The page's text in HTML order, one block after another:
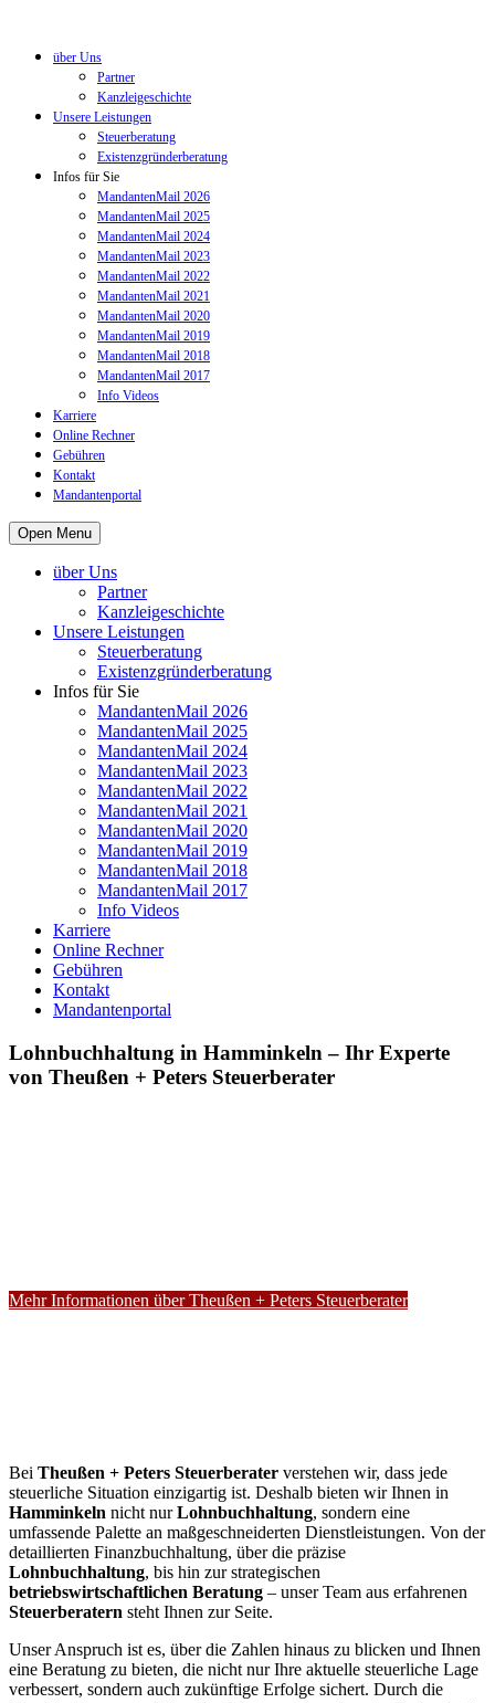
über Uns
Partner
Kanzleigeschichte
Unsere Leistungen
Steuerberatung
Existenzgründerberatung
Infos für Sie
MandantenMail 2026
MandantenMail 2025
MandantenMail 2024
MandantenMail 2023
MandantenMail 2022
MandantenMail 2021
MandantenMail 2020
MandantenMail 2019
MandantenMail 2018
MandantenMail 2017
Info Videos
Karriere
Online Rechner
Gebühren
Kontakt
Mandantenportal
Open Menu
über Uns
Partner
Kanzleigeschichte
Unsere Leistungen
Steuerberatung
Existenzgründerberatung
Infos für Sie
MandantenMail 2026
MandantenMail 2025
MandantenMail 2024
MandantenMail 2023
MandantenMail 2022
MandantenMail 2021
MandantenMail 2020
MandantenMail 2019
MandantenMail 2018
MandantenMail 2017
Info Videos
Karriere
Online Rechner
Gebühren
Kontakt
Mandantenportal
Lohnbuchhaltung in Hamminkeln – Ihr Experte
von Theußen + Peters Steuerberater
Mehr Informationen über Theußen + Peters Steuerberater
Bei Theußen + Peters Steuerberater verstehen wir, dass jede
steuerliche Situation einzigartig ist. Deshalb bieten wir Ihnen in
Hamminkeln nicht nurLohnbuchhaltung, sondern eine
umfassende Palette an maßgeschneiderten Dienstleistungen. Von der
detaillierten Finanzbuchhaltung, über die präzise
Lohnbuchhaltung, bis hin zur strategischen
betriebswirtschaftlichen Beratung – unser Team aus erfahrenen
Steuerberatern steht Ihnen zur Seite.
Unser Anspruch ist es, über die Zahlen hinaus zu blicken und Ihnen
eine Beratung zu bieten, die nicht nur Ihre aktuelle steuerliche Lage
verbessert, sondern auch zukünftige Erfolge sichert. Durch die